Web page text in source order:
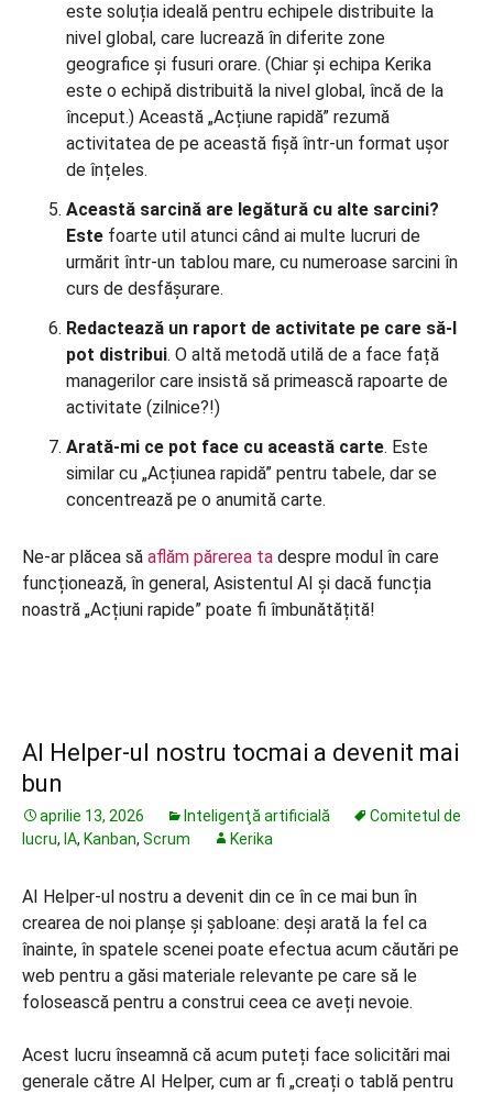
este soluția ideală pentru echipele distribuite la
nivel global, care lucrează în diferite zone
geografice și fusuri orare. (Chiar și echipa Kerika
este o echipă distribuită la nivel global, încă de la
început.) Această „Acțiune rapidă” rezumă
activitatea de pe această fișă într-un format ușor
de înțeles.
Această sarcină are legătură cu alte sarcini?
Este foarte util atunci când ai multe lucruri de
urmărit într-un tablou mare, cu numeroase sarcini în
curs de desfășurare.
Redactează un raport de activitate pe care să-l
pot distribui. O altă metodă utilă de a face față
managerilor care insistă să primească rapoarte de
activitate (zilnice?!)
Arată-mi ce pot face cu această carte. Este
similar cu „Acțiunea rapidă” pentru tabele, dar se
concentrează pe o anumită carte.
Ne-ar plăcea să aflăm părerea ta despre modul în care
funcționează, în general, Asistentul AI și dacă funcția
noastră „Acțiuni rapide” poate fi îmbunătățită!
AI Helper-ul nostru tocmai a devenit mai
bun
aprilie 13, 2026 Inteligenţă artificială
Comitetul de
lucru, IA, Kanban, Scrum Kerika
AI Helper-ul nostru a devenit din ce în ce mai bun în
crearea de noi planșe și șabloane: deși arată la fel ca
înainte, în spatele scenei poate efectua acum căutări pe
web pentru a găsi materiale relevante pe care să le
folosească pentru a construi ceea ce aveți nevoie.
Acest lucru înseamnă că acum puteți face solicitări mai
generale către AI Helper, cum ar fi „creați o tablă pentru